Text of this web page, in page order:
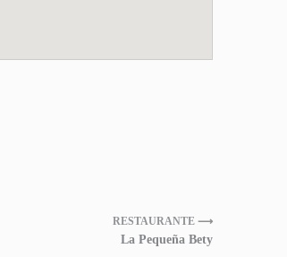
RESTAURANTE ⟶
La Pequeña Bety